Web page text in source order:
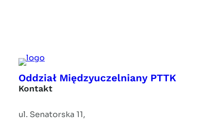
Oddział Międzyuczelniany PTTK
Kontakt
ul. Senatorska 11,